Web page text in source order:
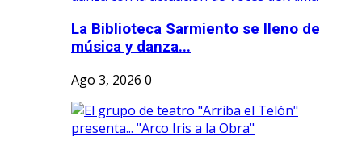
La Biblioteca Sarmiento se lleno de
música y danza...
Ago 3, 2026 0